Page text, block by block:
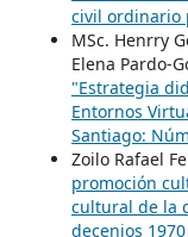
civil ordinario
MSc. Henrry
Elena Pardo-
"Estrategia
Entornos
Santiago:
Zoilo Rafael
promoción
cultural de la
decenios